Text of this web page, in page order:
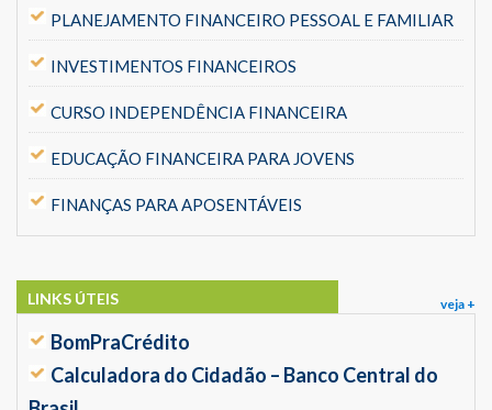
PLANEJAMENTO FINANCEIRO PESSOAL E FAMILIAR
INVESTIMENTOS FINANCEIROS
CURSO INDEPENDÊNCIA FINANCEIRA
EDUCAÇÃO FINANCEIRA PARA JOVENS
FINANÇAS PARA APOSENTÁVEIS
veja +
LINKS ÚTEIS
BomPraCrédito
Calculadora do Cidadão – Banco Central do